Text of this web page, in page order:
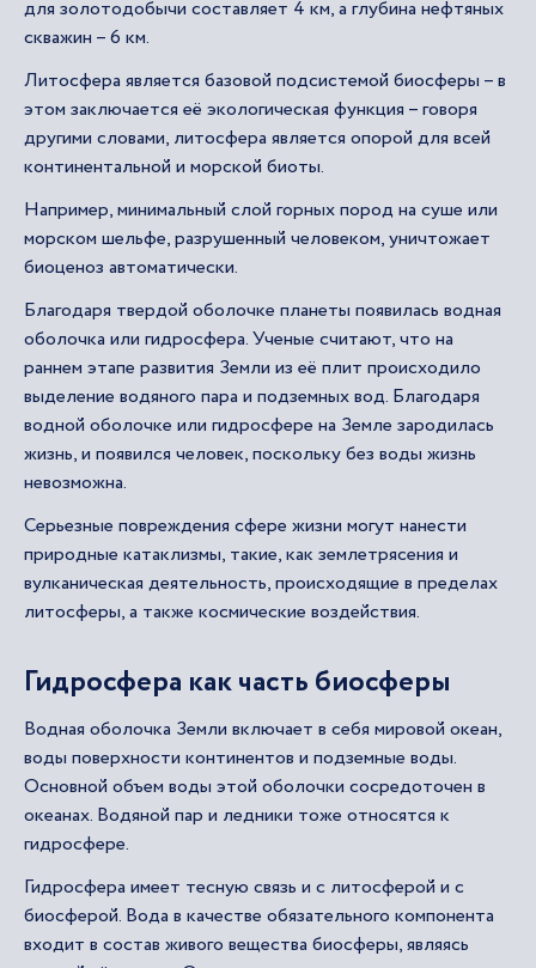
для золотодобычи составляет 4 км, а глубина нефтяных
скважин – 6 км.
Литосфера является базовой подсистемой биосферы – в
этом заключается её экологическая функция – говоря
другими словами, литосфера является опорой для всей
континентальной и морской биоты.
Например, минимальный слой горных пород на суше или
морском шельфе, разрушенный человеком, уничтожает
биоценоз автоматически.
Благодаря твердой оболочке планеты появилась водная
оболочка или гидросфера. Ученые считают, что на
раннем этапе развития Земли из её плит происходило
выделение водяного пара и подземных вод. Благодаря
водной оболочке или гидросфере на Земле зародилась
жизнь, и появился человек, поскольку без воды жизнь
невозможна.
Серьезные повреждения сфере жизни могут нанести
природные катаклизмы, такие, как землетрясения и
вулканическая деятельность, происходящие в пределах
литосферы, а также космические воздействия.
Гидросфера как часть биосферы
Водная оболочка Земли включает в себя мировой океан,
воды поверхности континентов и подземные воды.
Основной объем воды этой оболочки сосредоточен в
океанах. Водяной пар и ледники тоже относятся к
гидросфере.
Гидросфера имеет тесную связь и с литосферой и с
биосферой. Вода в качестве обязательного компонента
входит в состав живого вещества биосферы, являясь